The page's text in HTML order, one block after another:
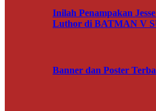
Inilah Penampakan
Luthor di BATMAN V
Banner dan Poster